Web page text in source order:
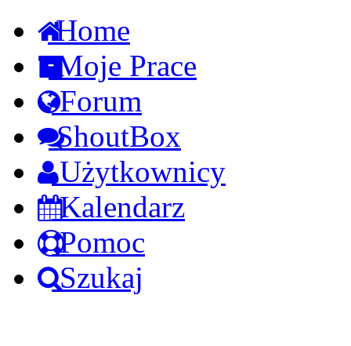
Home
Moje Prace
Forum
ShoutBox
Użytkownicy
Kalendarz
Pomoc
Szukaj